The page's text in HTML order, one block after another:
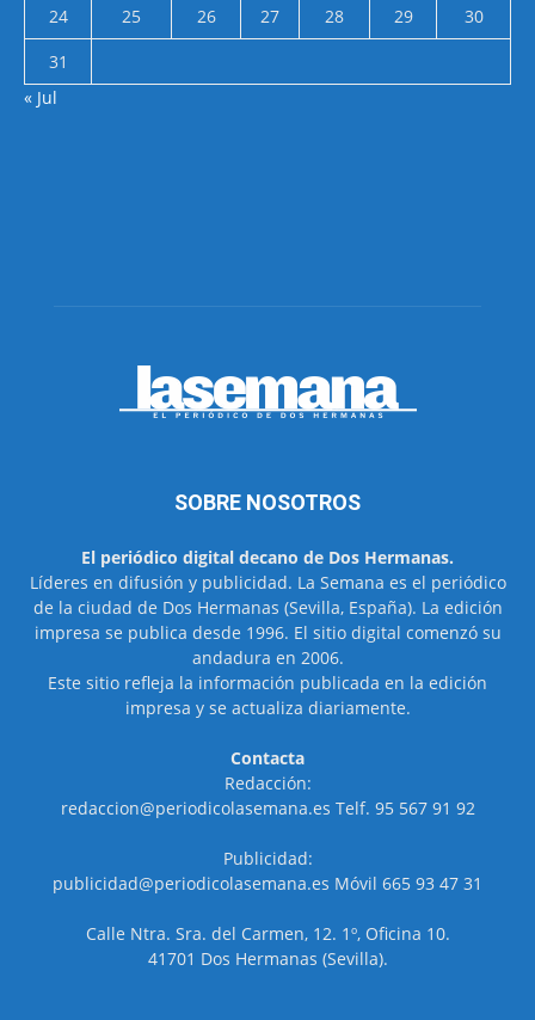
24
25 26 27 28 29
30
31
« Jul
SOBRE NOSOTROS
El periódico digital decano de Dos Hermanas.
Líderes en difusión y publicidad. La Semana es el periódico
de la ciudad de Dos Hermanas (Sevilla, España). La edición
impresa se publica desde 1996. El sitio digital comenzó su
andadura en 2006.
Este sitio refleja la información publicada en la edición
impresa y se actualiza diariamente.
Contacta
Redacción:
redaccion@periodicolasemana.es Telf. 95 567 91 92
Publicidad:
publicidad@periodicolasemana.es Móvil 665 93 47 31
Calle Ntra. Sra. del Carmen, 12. 1º, Oficina 10.
41701 Dos Hermanas (Sevilla).